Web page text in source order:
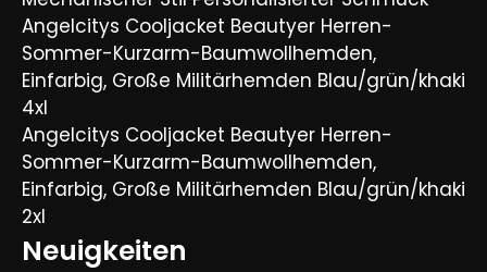
Angelcitys Cooljacket Beautyer Herren-
Sommer-Kurzarm-Baumwollhemden,
Einfarbig, Große Militärhemden Blau/grün/khaki
4xl
Angelcitys Cooljacket Beautyer Herren-
Sommer-Kurzarm-Baumwollhemden,
Einfarbig, Große Militärhemden Blau/grün/khaki
2xl
Neuigkeiten